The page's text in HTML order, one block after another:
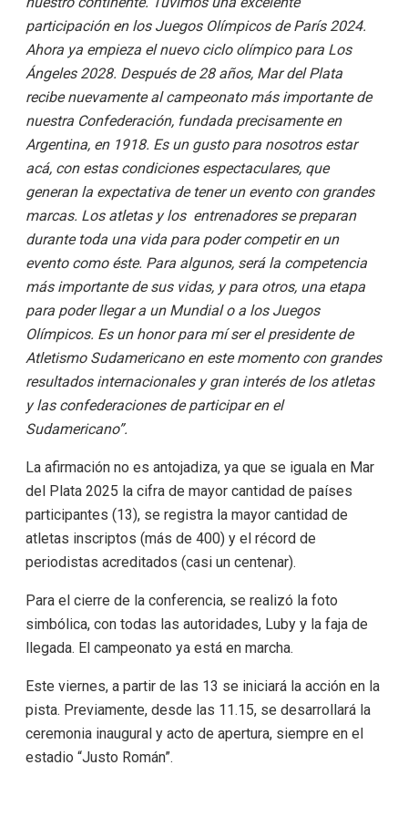
participación en los Juegos Olímpicos de París 2024.
Ahora ya empieza el nuevo ciclo olímpico para Los
Ángeles 2028. Después de 28 años, Mar del Plata
recibe nuevamente al campeonato más importante de
nuestra Confederación, fundada precisamente en
Argentina, en 1918. Es un gusto para nosotros estar
acá, con estas condiciones espectaculares, que
generan la expectativa de tener un evento con grandes
marcas. Los atletas y los entrenadores se preparan
durante toda una vida para poder competir en un
evento como éste. Para algunos, será la competencia
más importante de sus vidas, y para otros, una etapa
para poder llegar a un Mundial o a los Juegos
Olímpicos. Es un honor para mí ser el presidente de
Atletismo Sudamericano en este momento con grandes
resultados internacionales y gran interés de los atletas
y las confederaciones de participar en el
Sudamericano”.
La afirmación no es antojadiza, ya que se iguala en Mar
del Plata 2025 la cifra de mayor cantidad de países
participantes (13), se registra la mayor cantidad de
atletas inscriptos (más de 400) y el récord de
periodistas acreditados (casi un centenar).
Para el cierre de la conferencia, se realizó la foto
simbólica, con todas las autoridades, Luby y la faja de
llegada. El campeonato ya está en marcha.
Este viernes, a partir de las 13 se iniciará la acción en la
pista. Previamente, desde las 11.15, se desarrollará la
ceremonia inaugural y acto de apertura, siempre en el
estadio “Justo Román”.